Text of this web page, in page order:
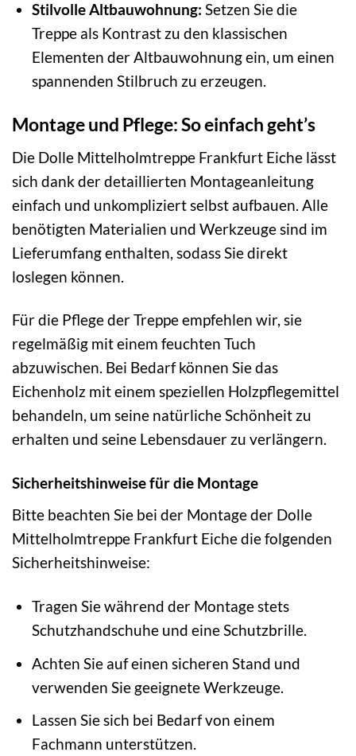
Stilvolle Altbauwohnung: Setzen Sie die
Treppe als Kontrast zu den klassischen
Elementen der Altbauwohnung ein, um einen
spannenden Stilbruch zu erzeugen.
Montage und Pflege: So einfach geht’s
Die Dolle Mittelholmtreppe Frankfurt Eiche lässt
sich dank der detaillierten Montageanleitung
einfach und unkompliziert selbst aufbauen. Alle
benötigten Materialien und Werkzeuge sind im
Lieferumfang enthalten, sodass Sie direkt
loslegen können.
Für die Pflege der Treppe empfehlen wir, sie
regelmäßig mit einem feuchten Tuch
abzuwischen. Bei Bedarf können Sie das
Eichenholz mit einem speziellen Holzpflegemittel
behandeln, um seine natürliche Schönheit zu
erhalten und seine Lebensdauer zu verlängern.
Sicherheitshinweise für die Montage
Bitte beachten Sie bei der Montage der Dolle
Mittelholmtreppe Frankfurt Eiche die folgenden
Sicherheitshinweise:
Tragen Sie während der Montage stets
Schutzhandschuhe und eine Schutzbrille.
Achten Sie auf einen sicheren Stand und
verwenden Sie geeignete Werkzeuge.
Lassen Sie sich bei Bedarf von einem
Fachmann unterstützen.